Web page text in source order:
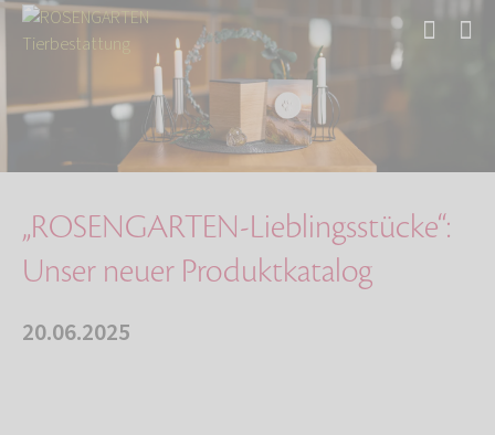
Aktuelles
„ROSENGARTEN-Lieblingsstücke“: Unser neuer Pr…
„ROSENGARTEN-Lieblingsstücke“:
Unser neuer Produktkatalog
20.06.2025